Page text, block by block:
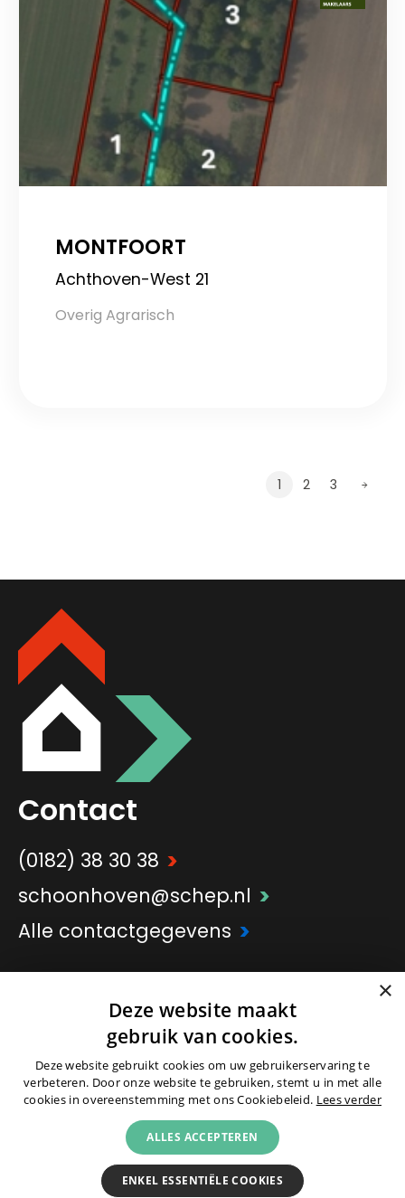
MONTFOORT
Achthoven-West 21
Overig Agrarisch
1 2 3
Contact
(0182) 38 30 38 >
schoonhoven@schep.nl >
Alle contactgegevens >
Onderdeel van Schep Groep
Colofon |Partners|Cookies
Privacyverklaring|Voorwaarden
×
Deze website maakt
gebruik van cookies.
Deze website gebruikt cookies om uw gebruikerservaring te
verbeteren. Door onze website te gebruiken, stemt u in met alle
cookies in overeenstemming met ons Cookiebeleid. Lees verder
ALLES ACCEPTEREN
ENKEL ESSENTIËLE COOKIES